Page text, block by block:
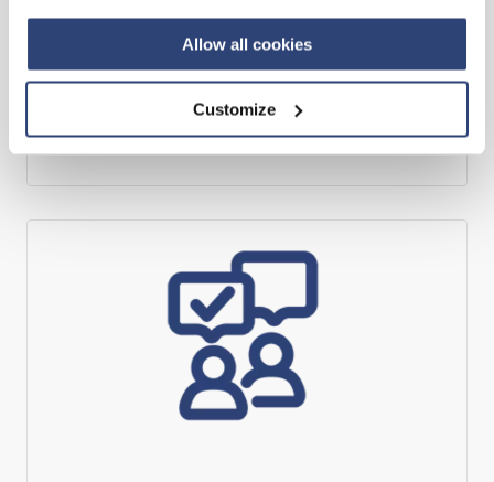
Allow all cookies
Customize
Optimierung durch Experten trägt dazu
bei, die Gesamtleistung der Anlage zu
erhalten bzw. zu verbessern und
volles Potenzial ausschöpfen kann.